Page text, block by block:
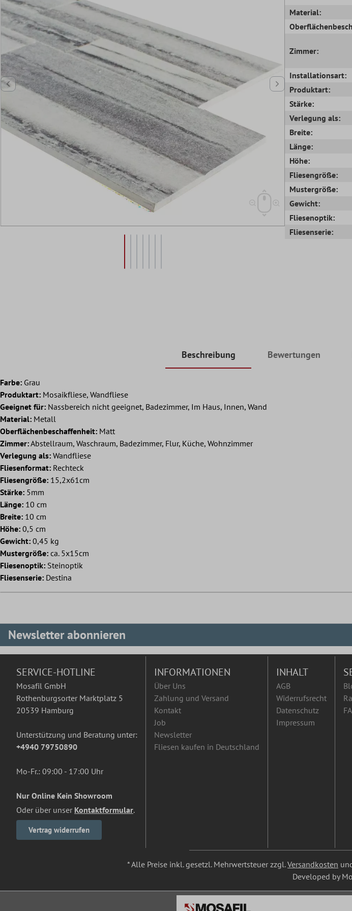
Material:
Zimmer:
Installationsart:
Produktart:
Stärke:
Verlegung als:
Breite:
Länge:
Höhe:
Fliesengröße:
Mustergröße:
Gewicht:
Fliesenoptik:
Fliesenserie:
Beschreibung Bewertungen
Farbe: Grau
Produktart: Mosaikfliese, Wandfliese
Geeignet für: Nassbereich nicht geeignet, Badezimmer, Im Haus, Innen, Wand
Material: Metall
Oberflächenbeschaffenheit: Matt
Zimmer:Abstellraum, Waschraum, Badezimmer, Flur, Küche, Wohnzimmer
Verlegung als: Wandfliese
Fliesenformat: Rechteck
Fliesengröße: 15,2x61cm
Stärke: 5mm
Länge: 10 cm
Breite: 10 cm
Höhe: 0,5 cm
Gewicht: 0,45 kg
Mustergröße: ca. 5x15cm
Fliesenoptik: Steinoptik
Fliesenserie: Destina
Newsletter abonnieren
SERVICE-HOTLINE
Mosafil GmbH
Rothenburgsorter Marktplatz 5
20539 Hamburg
Unterstützung und Beratung unter:
+4940 79750890
Mo-Fr.: 09:00 - 17:00 Uhr
Nur Online Kein Showroom
Oder über unser Kontaktformular.
Vertrag widerrufen
INFORMATIONEN
Über Uns
Zahlung und Versand
Kontakt
Job
Newsletter
Fliesen kaufen in Deutschland
INHALT
AGB
Widerrufsrecht
Datenschutz
Impressum
* Alle Preise inkl. gesetzl. Mehrwertsteuer zzgl.Versandkosten
Developed by